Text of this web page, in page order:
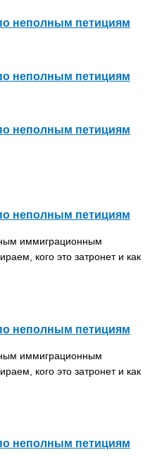
неполным петициям
неполным петициям
неполным петициям
неполным петициям
иммиграционным
кого это затронет и как
неполным петициям
иммиграционным
кого это затронет и как
неполным петициям